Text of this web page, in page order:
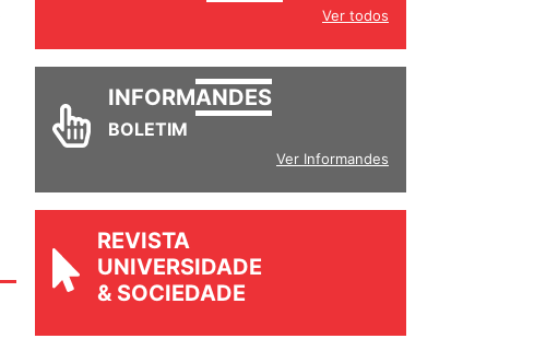
Ver todos
INFORMANDES
BOLETIM
Ver Informandes
REVISTA
UNIVERSIDADE
& SOCIEDADE